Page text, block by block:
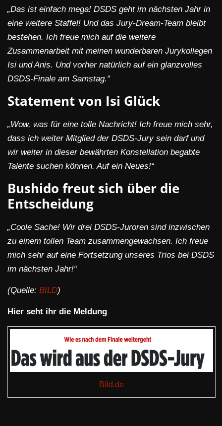
„Das ist einfach mega! DSDS geht im nächsten Jahr in
eine weitere Staffel! Und das Jury-Dream-Team bleibt
bestehen. Ich freue mich auf die weitere
Zusammenarbeit mit meinen wunderbaren Jurykollegen
Isi und Anis. Und vorher natürlich auf ein glanzvolles
DSDS-Finale am Samstag.“
Statement von Isi Glück
„Wow, was für eine tolle Nachricht! Ich freue mich sehr,
dass ich weiter Mitglied der DSDS-Jury sein darf und
wir weiter in dieser bewährten Konstellation begabte
Talente suchen können. Auf ein Neues!“
Bushido freut sich über die
Entscheidung
„Coole Sache! Wir drei DSDS-Juroren sind inzwischen
zu einem tollen Team zusammengewachsen. Ich freue
mich sehr auf eine Fortsetzung unseres Trios bei DSDS
im nächsten Jahr!“
(Quelle: BILD)
Hier seht ihr die Meldung
Bild.de